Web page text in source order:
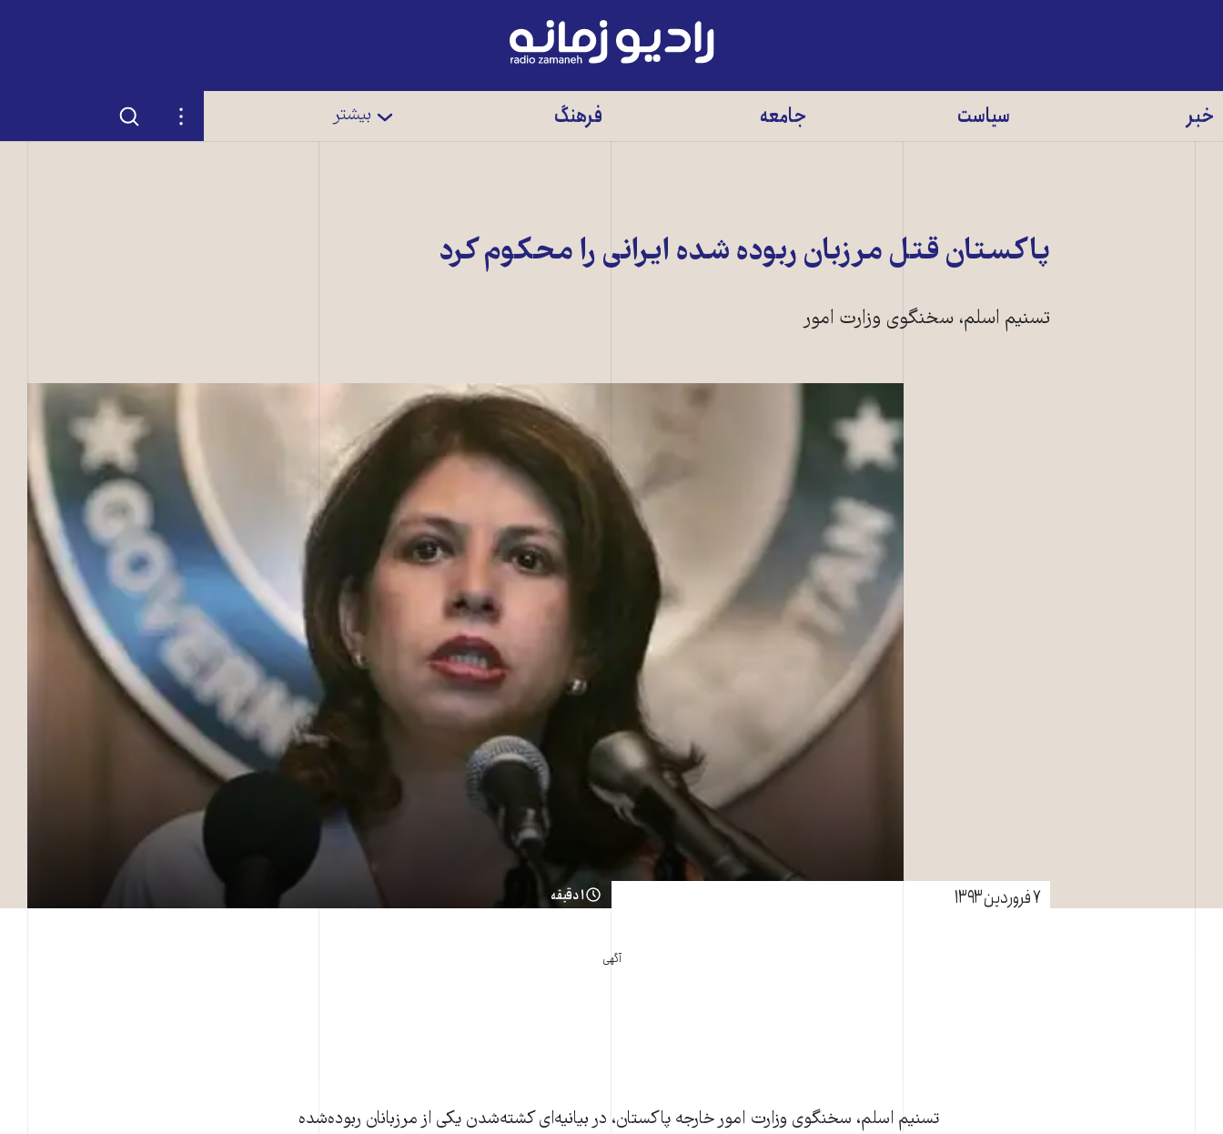
رادیو
زمانه
خبر سیاست جامعه فرهنگ بیشتر تنظیمات جستجو
پاکستان قتل مرزبان ربوده‌ شده ايرانی را محکوم کرد
تسنيم اسلم، سخنگوی وزارت امور
۷ فروردین ۱۳۹۳ ۱ دقیقه
آگهی
تسنيم اسلم، سخنگوی وزارت امور خارجه پاکستان، در بيانيه‌ای کشته‌شدن يکی از مرزبانان ربوده‌شده